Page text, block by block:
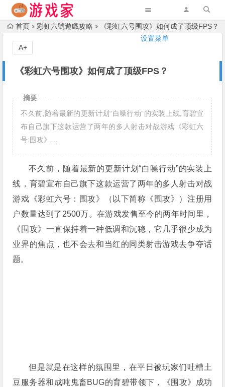
设置菜单
首页 彩虹六號遊戲攻略 《彩虹六号围攻》如何成了顶级FPS？
《彩虹六号围攻》如何成了顶级FPS？
A+
摘要
不久前,随着最新的更新计划“白噪行动”的实装上线,育碧宣
布自己旗下这款运营了两年的多人射击对战游戏《彩虹六
号:围攻》…
不久前，随着最新的更新计划“白噪行动”的实装上
线，育碧宣布自己旗下这款运营了两年的多人射击对战
游戏《彩虹六号：围攻》（以下简称《围攻》）注册用
户数量达到了2500万。在游戏发售至今的两年时间里，
《围攻》一直保持着一种低调和沉稳，它几乎很少成为
业界的焦点，也不会去和当红的同类射击游戏去争夺话
题。
但是就是在这样的氛围里，在平日被玩家们吐槽土
豆服务器和成吨鬼畜BUG的育碧带领下，《围攻》成功